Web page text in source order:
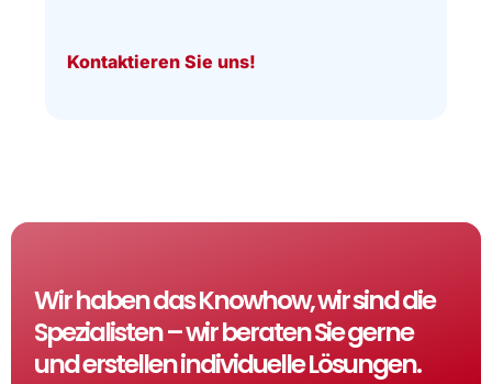
Kontaktieren Sie uns!
Wir haben das Knowhow, wir sind die
Spezialisten – wir beraten Sie gerne
und erstellen individuelle Lösungen.